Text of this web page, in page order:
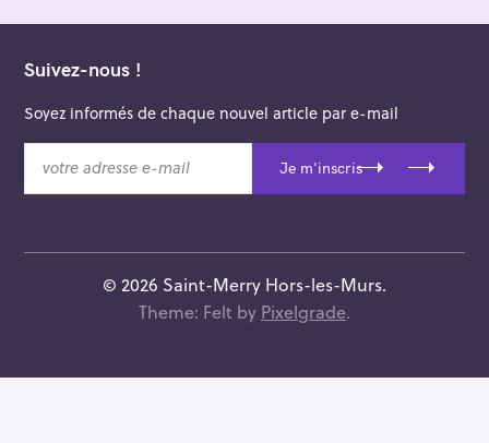
Suivez-nous !
Soyez informés de chaque nouvel article par e-mail
t
e
Je m'inscris
© 2026 Saint-Merry Hors-les-Murs.
Theme: Felt by Pixelgrade.